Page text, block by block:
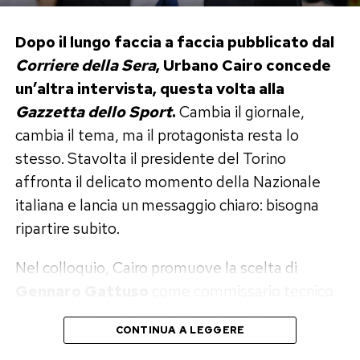
Il sostegno di Cristiano Ronaldo
Nel lungo sfogo trova spazio anche Cristiano
Ronaldo, che secondo il racconto di Georgina
l’ha aiutata a ridimensionare il peso dei
commenti comparsi sui social.
Dopo la diffusione delle fotografie in bikini, la
modella racconta di aver letto ogni genere di
reazione: c’è chi l’ha criticata, chi l’ha difesa e chi
ha trasformato ancora una volta il suo corpo
ricordato ciò che conta davvero: «Tu non vivi
della tua immagine. Tu vivi di ciò che sei. Una
Dopo il lungo faccia a faccia pubblicato dal
Corriere della Sera, Urbano Cairo concede
un’altra intervista, questa volta alla
Gazzetta dello Sport.Cambia il giornale,
cambia il tema, ma il protagonista resta lo
stesso. Stavolta il presidente del Torino
affronta il delicato momento della Nazionale
italiana e lancia un messaggio chiaro: bisogna
ripartire subito.
Nel colloquio, Cairo promuove la scelta di
e invita tutto il sistema calcio a sostenerlo
senza esitazioni. Ma è soprattutto un passaggio
CONTINUA A LEGGERE